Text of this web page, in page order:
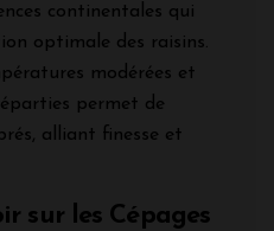
continentales qui
optimale des raisins.
modérées et
permet de
alliant finesse et
sur les Cépages